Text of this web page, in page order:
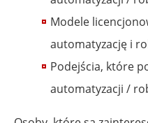
Modele
automatyzację i
Podejścia, które
automatyzacji /